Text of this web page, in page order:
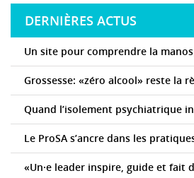
DERNIÈRES ACTUS
Un site pour comprendre la
Grossesse: «zéro alcool» reste la
Quand l’isolement psychiatrique
Le ProSA s’ancre dans les
«Un·e leader inspire, guide et fait